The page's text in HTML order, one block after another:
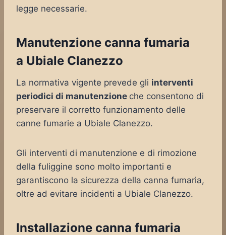
legge necessarie.
Manutenzione canna fumaria
a Ubiale Clanezzo
La normativa vigente prevede gli interventi
periodici di manutenzione che consentono di
preservare il corretto funzionamento delle
canne fumarie a Ubiale Clanezzo.
Gli interventi di manutenzione e di rimozione
della fuliggine sono molto importanti e
garantiscono la sicurezza della canna fumaria,
oltre ad evitare incidenti a Ubiale Clanezzo.
Installazione canna fumaria